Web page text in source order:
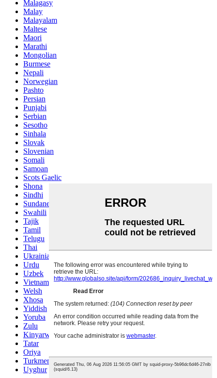
Malagasy
Malay
Malayalam
Maltese
Maori
Marathi
Mongolian
Burmese
Nepali
Norwegian
Pashto
Persian
Punjabi
Serbian
Sesotho
Sinhala
Slovak
Slovenian
Somali
Samoan
Scots Gaelic
Shona
Sindhi
Sundanese
Swahili
Tajik
Tamil
Telugu
Thai
Ukrainian
Urdu
Uzbek
Vietnamese
Welsh
Xhosa
Yiddish
Yoruba
Zulu
Kinyarwanda
Tatar
Oriya
Turkmen
Uyghur